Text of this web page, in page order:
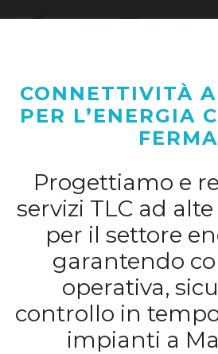
CONNETTIVITÀ
PER L’ENERGIA
FERMA
Progettiamo e
servizi TLC ad
per il settore
garantendo
operativa,
controllo in
impianti a